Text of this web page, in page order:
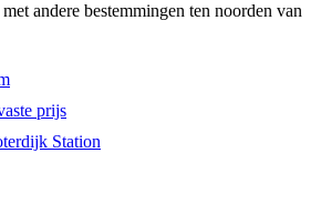
andere bestemmingen ten noorden van
prijs
Station